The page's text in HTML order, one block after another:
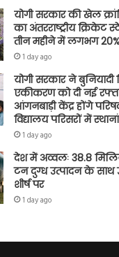
योगी सरकार की खेल
का अंतरराष्ट्रीय क्रिकेट
तीन महीने में लगभग
1 day ago
योगी सरकार ने बुनियादी
एकीकरण को दी नई
आंगनबाड़ी केंद्र होंगे
विद्यालय परिसरों में
1 day ago
देश में अव्वलः 38.8
टन दुग्ध उत्पादन के साथ
शीर्ष पर
1 day ago